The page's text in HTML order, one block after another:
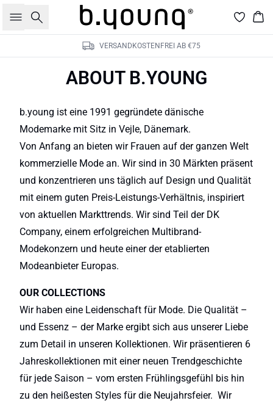
Suche
VERSANDKOSTENFREI AB €75
ABOUT B.YOUNG
b.young ist eine 1991 gegründete dänische
Modemarke mit Sitz in Vejle, Dänemark.
Von Anfang an bieten wir Frauen auf der ganzen Welt
kommerzielle Mode an. Wir sind in 30 Märkten präsent
und konzentrieren uns täglich auf Design und Qualität
mit einem guten Preis-Leistungs-Verhältnis, inspiriert
von aktuellen Markttrends. Wir sind Teil der DK
Company, einem erfolgreichen Multibrand-
Modekonzern und heute einer der etablierten
Modeanbieter Europas.
OUR COLLECTIONS
Wir haben eine Leidenschaft für Mode. Die Qualität –
und Essenz – der Marke ergibt sich aus unserer Liebe
zum Detail in unseren Kollektionen. Wir präsentieren 6
Jahreskollektionen mit einer neuen Trendgeschichte
für jede Saison – vom ersten Frühlingsgefühl bis hin
zu den heißesten Styles für die Neujahrsfeier. Wir